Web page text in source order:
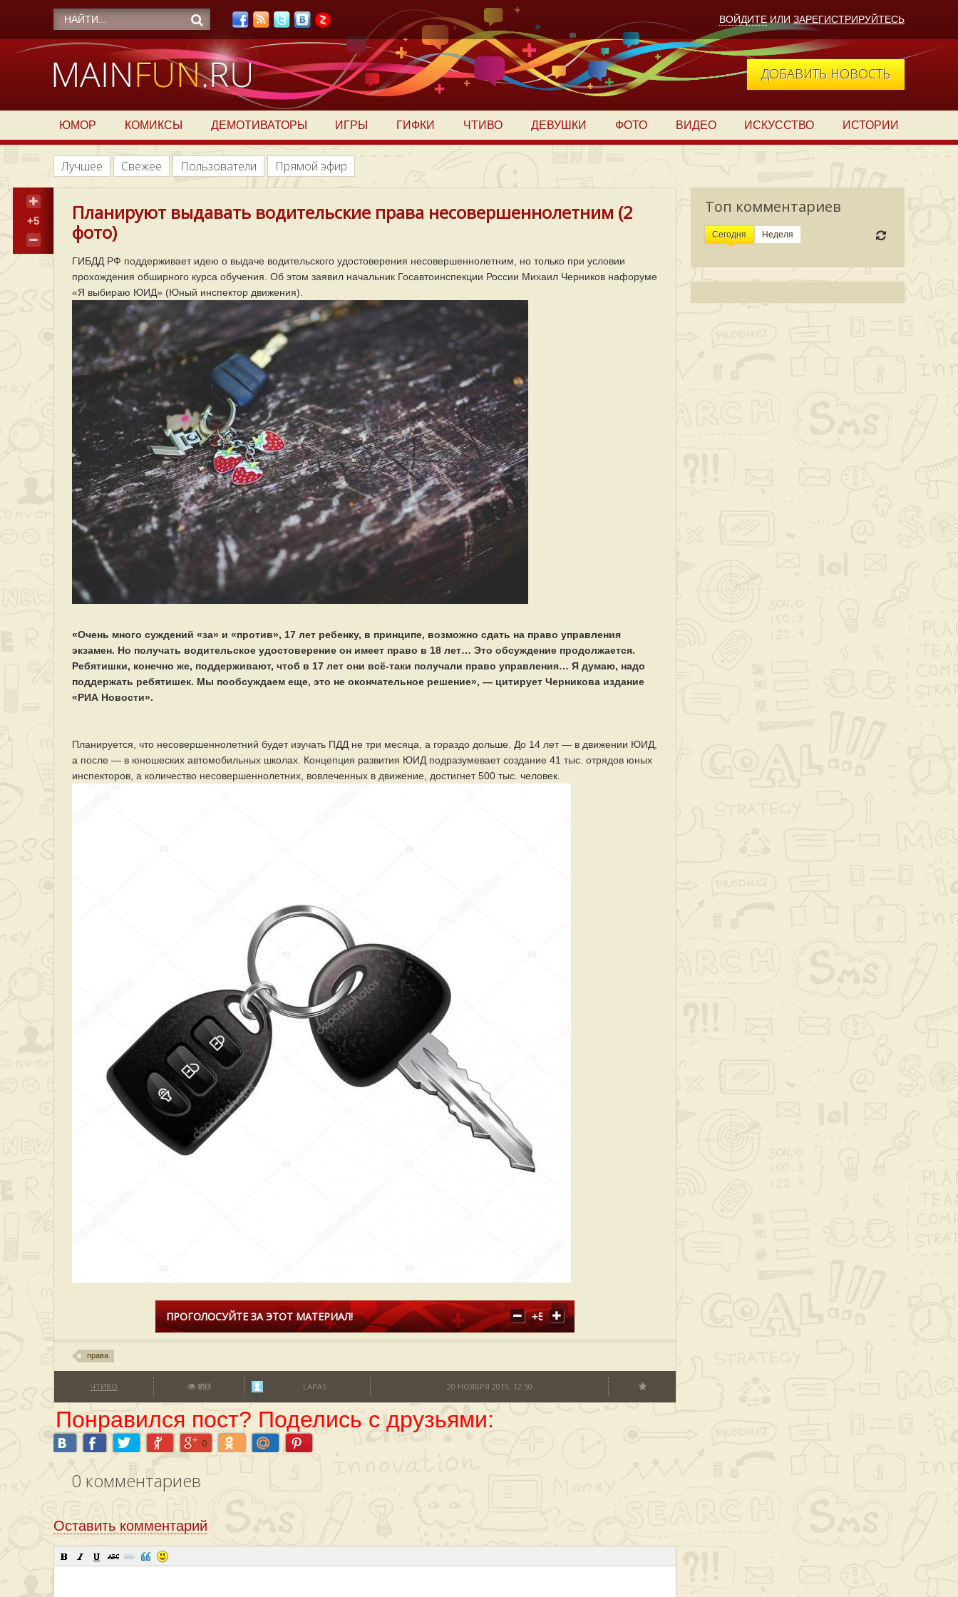
ВОЙДИТЕ ИЛИ ЗАРЕГИСТРИРУЙТЕСЬ
ДОБАВИТЬ НОВОСТЬ
ЮМОР КОМИКСЫ ДЕМОТИВАТОРЫ ИГРЫ ГИФКИ ЧТИВО ДЕВУШКИ ФОТО ВИДЕО ИСКУССТВО ИСТОРИИ
Лучшее Свежее Пользователи Прямой эфир
Топ комментариев
Сегодня Неделя
+5
Планируют выдавать водительские права несовершеннолетним (2
фото)
ГИБДД РФ поддерживает идею о выдаче водительского удостоверения несовершеннолетним, но только при условии
прохождения обширного курса обучения. Об этом заявил начальник Госавтоинспекции России Михаил Черников нафоруме
«Я выбираю ЮИД» (Юный инспектор движения).
«Очень много суждений «за» и «против», 17 лет ребенку, в принципе, возможно сдать на право управления
экзамен. Но получать водительское удостоверение он имеет право в 18 лет… Это обсуждение продолжается.
Ребятишки, конечно же, поддерживают, чтоб в 17 лет они всё-таки получали право управления… Я думаю, надо
поддержать ребятишек. Мы пообсуждаем еще, это не окончательное решение», — цитирует Черникова издание
«РИА Новости».
Планируется, что несовершеннолетний будет изучать ПДД не три месяца, а гораздо дольше. До 14 лет — в движении ЮИД,
а после — в юношеских автомобильных школах. Концепция развития ЮИД подразумевает создание 41 тыс. отрядов юных
инспекторов, а количество несовершеннолетних, вовлеченных в движение, достигнет 500 тыс. человек.
ПРОГОЛОСУЙТЕ ЗА ЭТОТ МАТЕРИАЛ! +5
права
ЧТИВО 893 LAPAS 20 НОЯБРЯ 2019, 12:50
Понравился пост? Поделись с друзьями:
0
0 комментариев
Оставить комментарий